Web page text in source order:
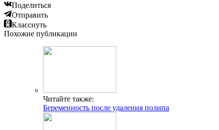
Поделиться
Отправить
Класснуть
Похожие публикации
Читайте также:
Беременность после удаления полипа